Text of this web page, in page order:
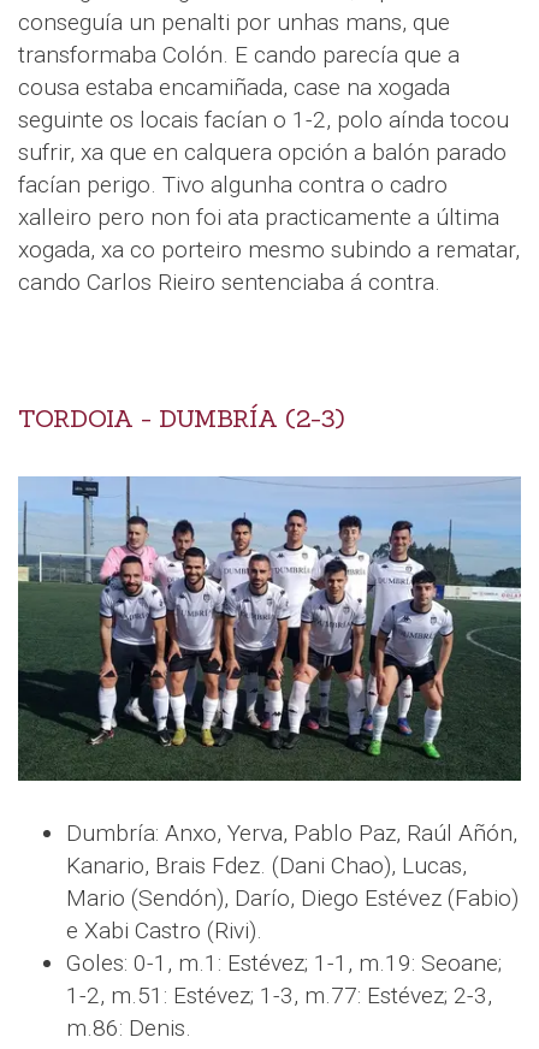
conseguía un penalti por unhas mans, que
transformaba Colón. E cando parecía que a
cousa estaba encamiñada, case na xogada
seguinte os locais facían o 1-2, polo aínda tocou
sufrir, xa que en calquera opción a balón parado
facían perigo. Tivo algunha contra o cadro
xalleiro pero non foi ata practicamente a última
xogada, xa co porteiro mesmo subindo a rematar,
cando Carlos Rieiro sentenciaba á contra.
TORDOIA - DUMBRÍA (2-3)
Dumbría: Anxo, Yerva, Pablo Paz, Raúl Añón,
Kanario, Brais Fdez. (Dani Chao), Lucas,
Mario (Sendón), Darío, Diego Estévez (Fabio)
e Xabi Castro (Rivi).
Goles: 0-1, m.1: Estévez; 1-1, m.19: Seoane;
1-2, m.51: Estévez; 1-3, m.77: Estévez; 2-3,
m.86: Denis.